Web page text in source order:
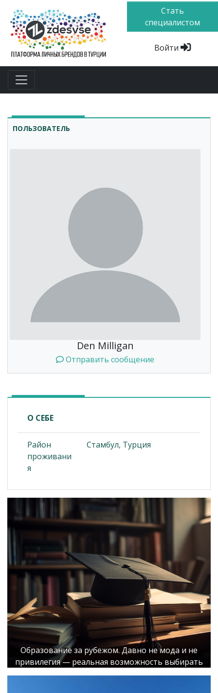
Стать
специалистом
Войти
ПОЛЬЗОВАТЕЛЬ
Den Milligan
Отправить сообщение
О СЕБЕ
Район
проживани
я
Стамбул, Турция
Образование за рубежом. Давно не мода и не
привилегия — реальная возможность выбирать